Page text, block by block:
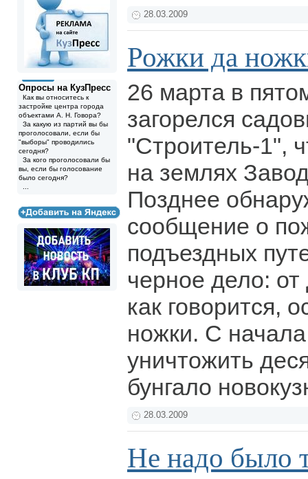
Опросы на КузПресс
Как вы относитесь к
застройке центра города
объектами А. Н. Говора?
За какую из партий вы бы
проголосовали, если бы
"выборы" проводились
сегодня?
За кого проголосовали бы
вы, если бы голосование
было сегодня?
28.03.2009
Рожки да
26 марта в
загорелся
"Строитель-1",
на землях
Позднее
сообщение о
подъездных
черное дело: от
как говорится,
ножки. С начала
уничтожить
бунгало
28.03.2009
Не надо было